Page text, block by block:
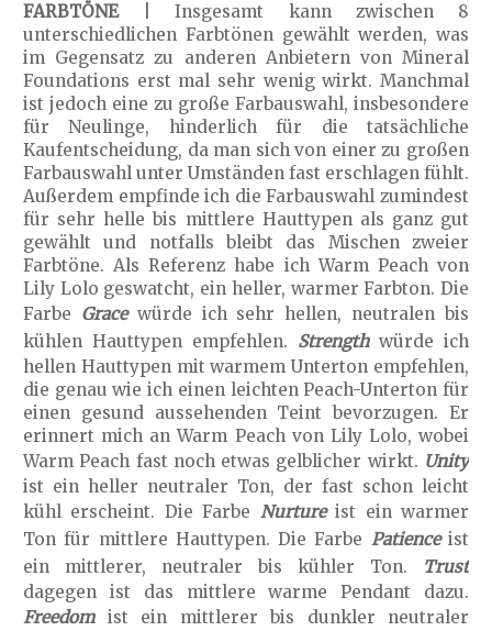
FARBTÖNE| Insgesamt kann zwischen 8
unterschiedlichen Farbtönen gewählt werden, was
im Gegensatz zu anderen Anbietern von Mineral
Foundations erst mal sehr wenig wirkt. Manchmal
ist jedoch eine zu große Farbauswahl, insbesondere
für Neulinge, hinderlich für die tatsächliche
Kaufentscheidung, da man sich von einer zu großen
Farbauswahl unter Umständen fast erschlagen fühlt.
Außerdem empfinde ich die Farbauswahl zumindest
für sehr helle bis mittlere Hauttypen als ganz gut
gewählt und notfalls bleibt das Mischen zweier
Farbtöne. Als Referenz habe ich Warm Peach von
Lily Lolo geswatcht, ein heller, warmer Farbton. Die
Farbe Gracewürde ich sehr hellen, neutralen bis
kühlen Hauttypen empfehlen. Strengthwürde ich
hellen Hauttypen mit warmem Unterton empfehlen,
die genau wie ich einen leichten Peach-Unterton für
einen gesund aussehenden Teint bevorzugen. Er
erinnert mich an Warm Peach von Lily Lolo, wobei
Warm Peach fast noch etwas gelblicher wirkt. Unity
ist ein heller neutraler Ton, der fast schon leicht
kühl erscheint. Die Farbe Nurtureist ein warmer
Ton für mittlere Hauttypen. Die Farbe Patienceist
ein mittlerer, neutraler bis kühler Ton.
Trust
dagegen ist das mittlere warme Pendant dazu.
Freedomist ein mittlerer bis dunkler neutraler